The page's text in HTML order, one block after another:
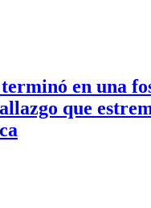
en una
que